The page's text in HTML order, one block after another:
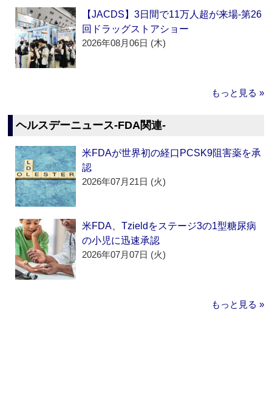
【JACDS】3日間で11万人超が来場‐第26
回ドラッグストアショー
2026年08月06日 (木)
もっと見る »
ヘルスデーニュース‐FDA関連‐
米FDAが世界初の経口PCSK9阻害薬を承
認
2026年07月21日 (火)
米FDA、Tzieldをステージ3の1型糖尿病
の小児に迅速承認
2026年07月07日 (火)
もっと見る »